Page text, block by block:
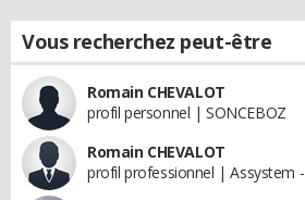
Vous recherchez peut-être
Romain CHEVALOT
profil personnel | SONCEBOZ
Romain CHEVALOT
profil professionnel | Assystem -